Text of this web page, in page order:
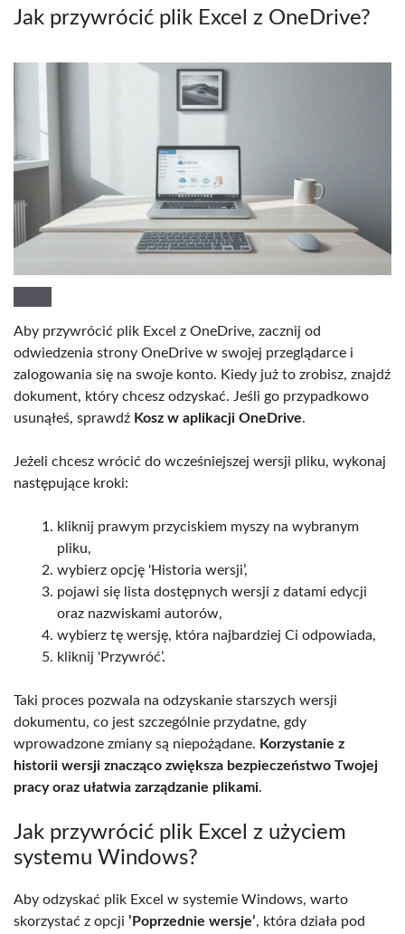
Jak przywrócić plik Excel z OneDrive?
Aby przywrócić plik Excel z OneDrive, zacznij od
odwiedzenia strony OneDrive w swojej przeglądarce i
zalogowania się na swoje konto. Kiedy już to zrobisz, znajdź
dokument, który chcesz odzyskać. Jeśli go przypadkowo
usunąłeś, sprawdź Kosz w aplikacji OneDrive.
Jeżeli chcesz wrócić do wcześniejszej wersji pliku, wykonaj
następujące kroki:
kliknij prawym przyciskiem myszy na wybranym
pliku,
wybierz opcję 'Historia wersji’,
pojawi się lista dostępnych wersji z datami edycji
oraz nazwiskami autorów,
wybierz tę wersję, która najbardziej Ci odpowiada,
kliknij 'Przywróć’.
Taki proces pozwala na odzyskanie starszych wersji
dokumentu, co jest szczególnie przydatne, gdy
wprowadzone zmiany są niepożądane. Korzystanie z
historii wersji znacząco zwiększa bezpieczeństwo Twojej
pracy oraz ułatwia zarządzanie plikami.
Jak przywrócić plik Excel z użyciem
systemu Windows?
Aby odzyskać plik Excel w systemie Windows, warto
skorzystać z opcji ’Poprzednie wersje’, która działa pod